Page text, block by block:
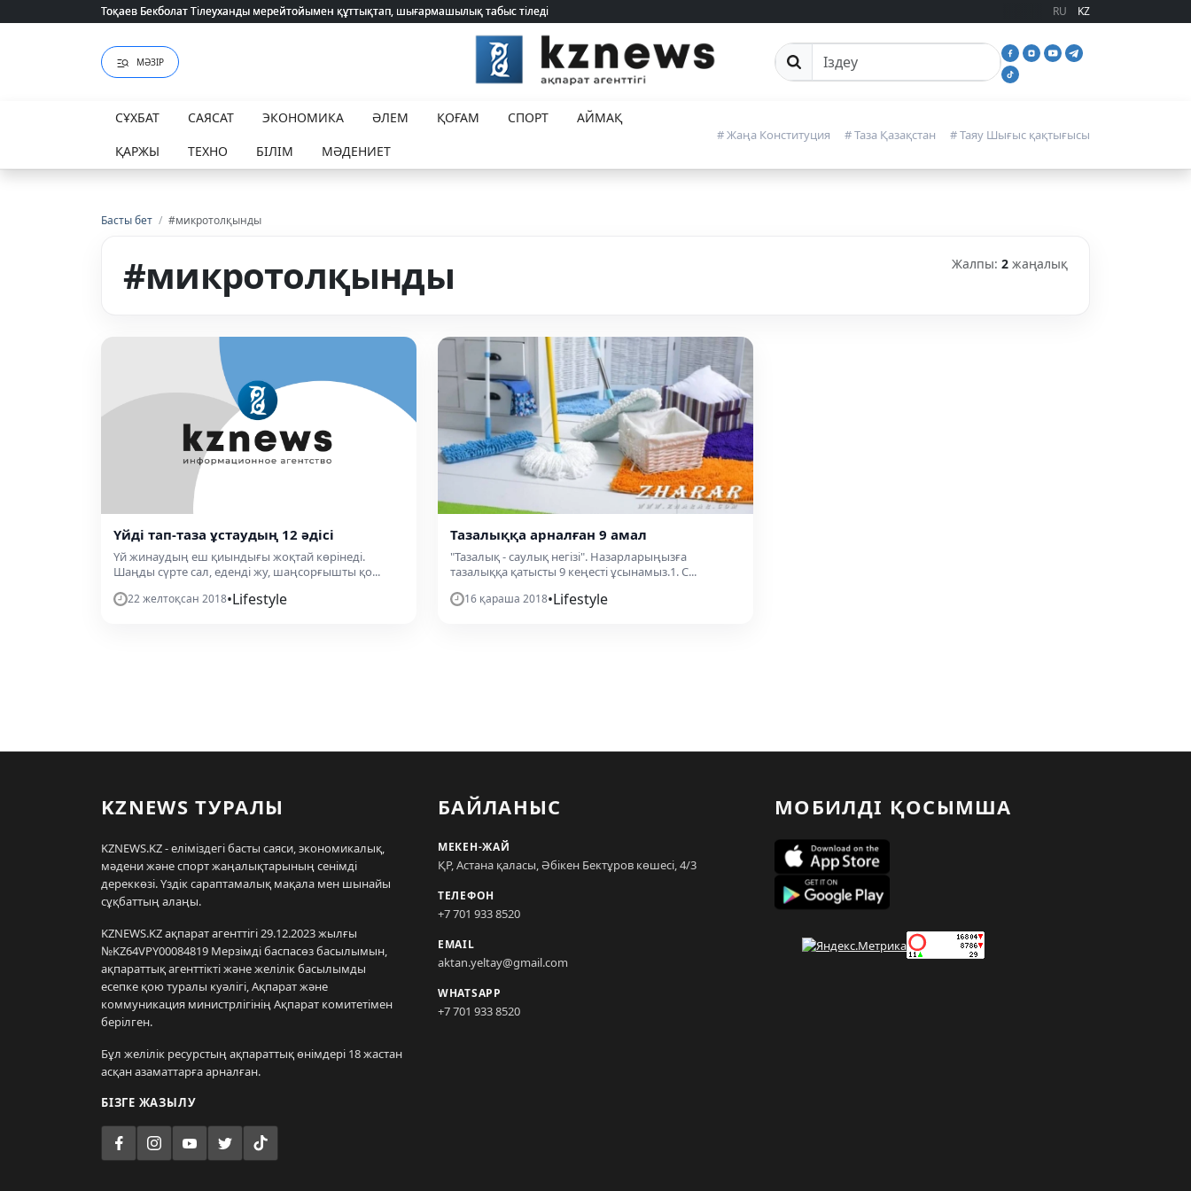
Тоқаев Бекболат Тілеуханды мерейтойымен құттықтап, шығармашылық табыс тіледі
Тоқаев Бекболат Тілеуханды мерейтойымен құттықтап, шығармашылық табыс тіледі RU KZ
МӘЗІР Сайттан іздеу
СҰХБАТ САЯСАТ ЭКОНОМИКА ӘЛЕМ ҚОҒАМ СПОРТ
АЙМАҚ
ҚАРЖЫ
ТЕХНО БІЛІМ МӘДЕНИЕТ
# Жаңа Конституция # Таза Қазақстан # Таяу Шығыс қақтығысы
Басты бет / #микротолқынды
#микротолқынды Жалпы: 2 жаңалық
Үйді тап-таза ұстаудың 12 әдісі
Үй жинаудың еш қиындығы жоқтай көрінеді.
Шаңды сүрте сал, еденді жу, шаңсорғышты қо...
22 желтоқсан 2018•Lifestyle
Тазалыққа арналған 9 амал
"Тазалық - саулық негізі". Назарларыңызға
тазалыққа қатысты 9 кеңесті ұсынамыз.1. С...
16 қараша 2018•Lifestyle
KZNEWS ТУРАЛЫ
KZNEWS.KZ - еліміздегі басты саяси, экономикалық,
мәдени және спорт жаңалықтарының сенімді
дереккөзі. Үздік сараптамалық мақала мен шынайы
сұқбаттың алаңы.
KZNEWS.KZ ақпарат агенттігі 29.12.2023 жылғы
№KZ64VPY00084819 Мерзімді баспасөз басылымын,
ақпараттық агенттікті және желілік басылымды
есепке қою туралы куәлігі, Ақпарат және
коммуникация министрлігінің Ақпарат комитетімен
берілген.
Бұл желілік ресурстың ақпараттық өнімдері 18 жастан
асқан азаматтарға арналған.
БІЗГЕ ЖАЗЫЛУ
БАЙЛАНЫС
МЕКЕН-ЖАЙ
ҚР, Астана қаласы, Әбікен Бектұров көшесі, 4/3
ТЕЛЕФОН
+7 701 933 8520
EMAIL
aktan.yeltay@gmail.com
WHATSAPP
+7 701 933 8520
МОБИЛДІ ҚОСЫМША